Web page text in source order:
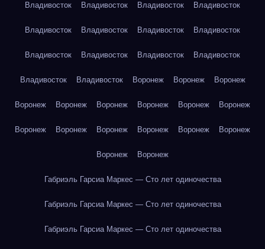
Владивосток Владивосток Владивосток Владивосток
Владивосток Владивосток Владивосток Владивосток
Владивосток Владивосток Владивосток Владивосток
Владивосток Владивосток Воронеж Воронеж Воронеж
Воронеж Воронеж Воронеж Воронеж Воронеж Воронеж
Воронеж Воронеж Воронеж Воронеж Воронеж Воронеж
Воронеж Воронеж
Габриэль Гарсиа Маркес — Сто лет одиночества
Габриэль Гарсиа Маркес — Сто лет одиночества
Габриэль Гарсиа Маркес — Сто лет одиночества